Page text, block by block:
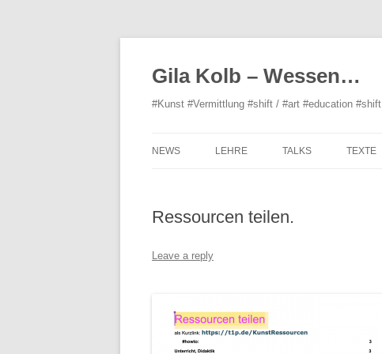
Gila Kolb – Wessen…
#Kunst #Vermittlung #shift / #art #education #shift
NEWS LEHRE TALKS TEXTE
Ressourcen teilen.
Leave a reply